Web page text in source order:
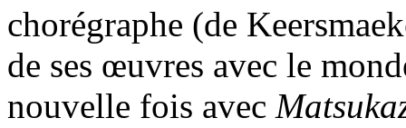
chorégraphe (de
de ses œuvres avec le
nouvelle fois avec